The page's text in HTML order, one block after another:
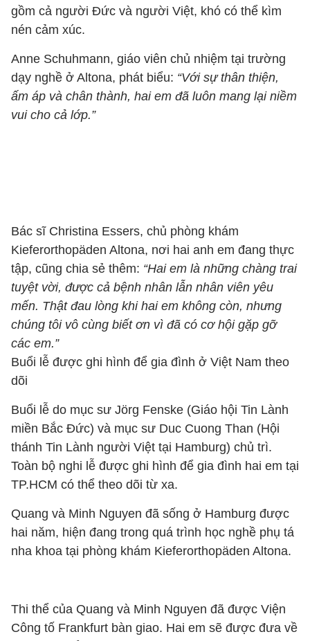
gồm cả người Đức và người Việt, khó có thể kìm
nén cảm xúc.
Anne Schuhmann, giáo viên chủ nhiệm tại trường
dạy nghề ở Altona, phát biểu: “Với sự thân thiện,
ấm áp và chân thành, hai em đã luôn mang lại niềm
vui cho cả lớp.”
Bác sĩ Christina Essers, chủ phòng khám
Kieferorthopäden Altona, nơi hai anh em đang thực
tập, cũng chia sẻ thêm: “Hai em là những chàng trai
tuyệt vời, được cả bệnh nhân lẫn nhân viên yêu
mến. Thật đau lòng khi hai em không còn, nhưng
chúng tôi vô cùng biết ơn vì đã có cơ hội gặp gỡ
các em.”
Buổi lễ được ghi hình để gia đình ở Việt Nam theo
dõi
Buổi lễ do mục sư Jörg Fenske (Giáo hội Tin Lành
miền Bắc Đức) và mục sư Duc Cuong Than (Hội
thánh Tin Lành người Việt tại Hamburg) chủ trì.
Toàn bộ nghi lễ được ghi hình để gia đình hai em tại
TP.HCM có thể theo dõi từ xa.
Quang và Minh Nguyen đã sống ở Hamburg được
hai năm, hiện đang trong quá trình học nghề phụ tá
nha khoa tại phòng khám Kieferorthopäden Altona.
Thi thể của Quang và Minh Nguyen đã được Viện
Công tố Frankfurt bàn giao. Hai em sẽ được đưa về